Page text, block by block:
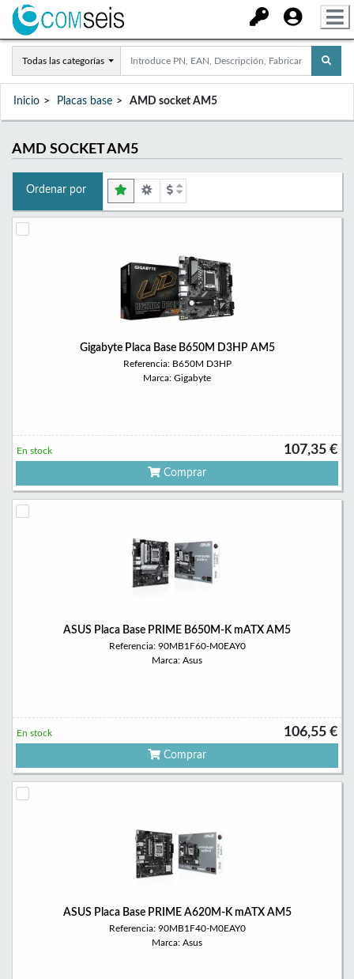
Todas las categorías
Inicio Placas base AMD socket AM5
AMD SOCKET AM5
Ordenar por
Gigabyte Placa Base B650M D3HP AM5
Referencia: B650M D3HP
Marca: Gigabyte
107,35 €
En stock
Comprar
ASUS Placa Base PRIME B650M-K mATX AM5
Referencia: 90MB1F60-M0EAY0
Marca: Asus
106,55 €
En stock
Comprar
ASUS Placa Base PRIME A620M-K mATX AM5
Referencia: 90MB1F40-M0EAY0
Marca: Asus